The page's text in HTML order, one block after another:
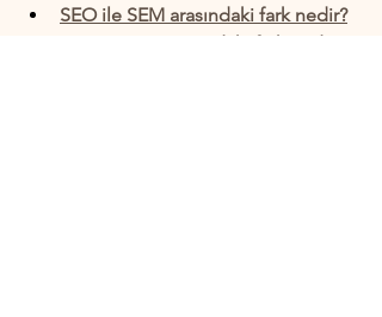
SEO ile SEM arasındaki fark nedir?